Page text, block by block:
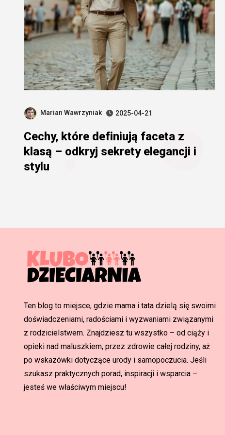
Marian Wawrzyniak 2025-04-21
Cechy, które definiują faceta z
klasą – odkryj sekrety elegancji i
stylu
Ten blog to miejsce, gdzie mama i tata dzielą się swoimi
doświadczeniami, radościami i wyzwaniami związanymi
z rodzicielstwem. Znajdziesz tu wszystko – od ciąży i
opieki nad maluszkiem, przez zdrowie całej rodziny, aż
po wskazówki dotyczące urody i samopoczucia. Jeśli
szukasz praktycznych porad, inspiracji i wsparcia –
jesteś we właściwym miejscu!